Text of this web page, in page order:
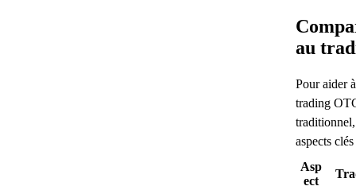
au
Pour aider
trading
aspects
Asp
ect